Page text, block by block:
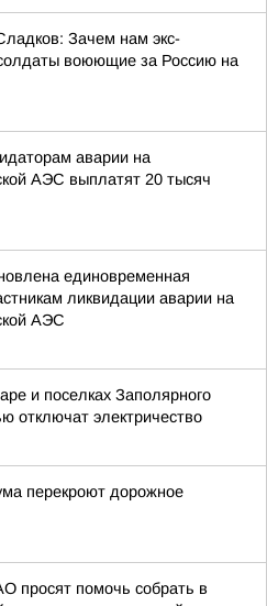
Зачем нам экс-
воюющие за Россию на
аварии на
АЭС выплатят 20 тысяч
единовременная
ликвидации аварии на
АЭС
и поселках Заполярного
отключат электричество
перекроют дорожное
просят помочь собрать в